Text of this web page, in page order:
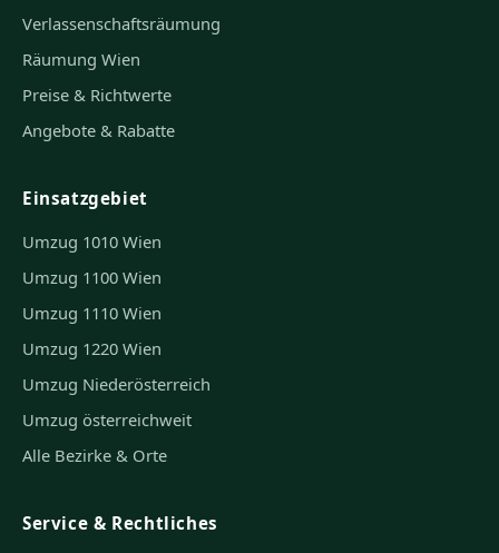
Verlassenschaftsräumung
Räumung Wien
Preise & Richtwerte
Angebote & Rabatte
Einsatzgebiet
Umzug 1010 Wien
Umzug 1100 Wien
Umzug 1110 Wien
Umzug 1220 Wien
Umzug Niederösterreich
Umzug österreichweit
Alle Bezirke & Orte
Service & Rechtliches